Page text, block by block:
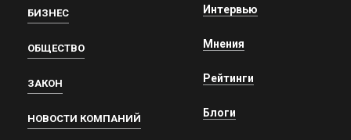
БИЗНЕС
ОБЩЕСТВО
ЗАКОН
НОВОСТИ КОМПАНИЙ
Интервью
Мнения
Рейтинги
Блоги